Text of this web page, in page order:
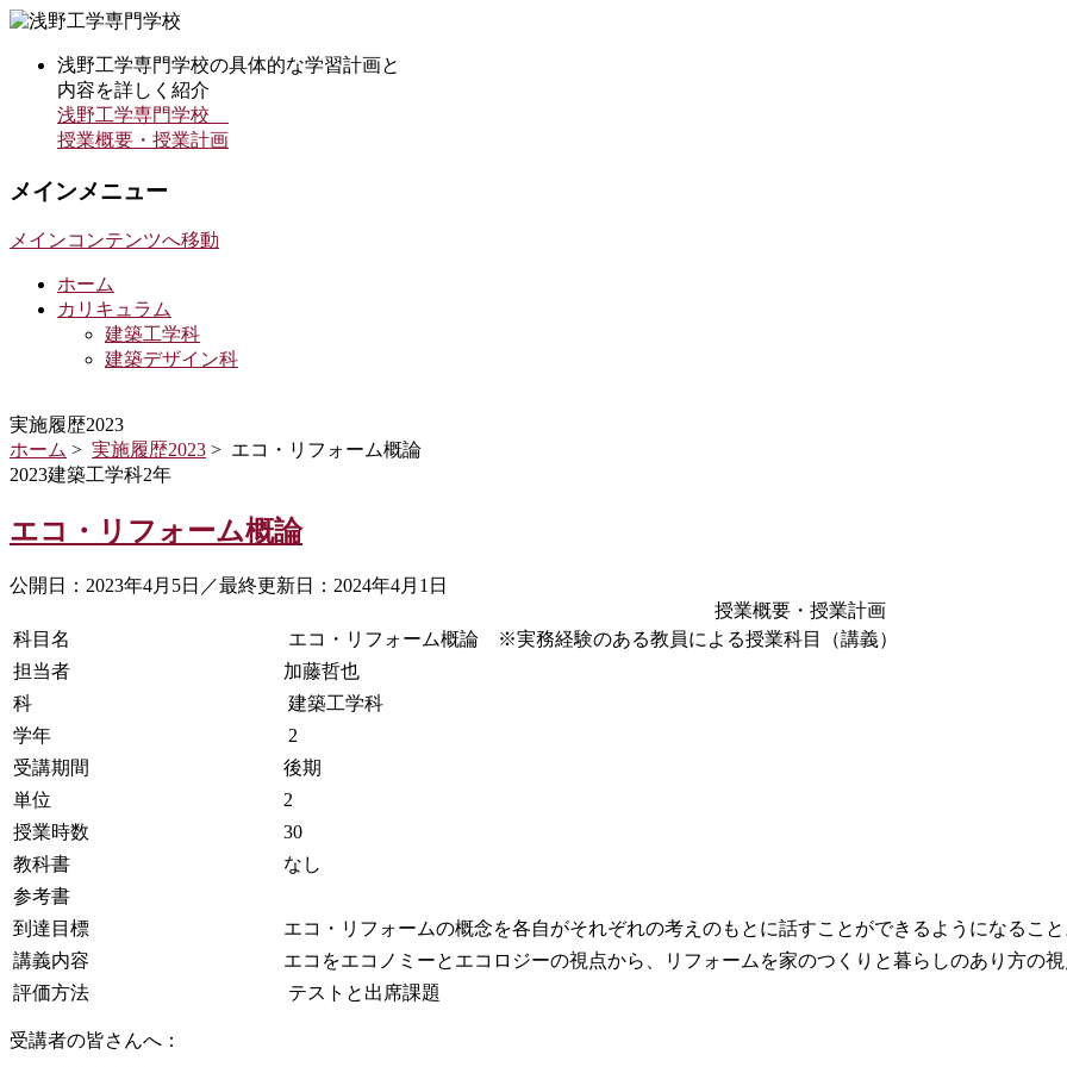
浅野工学専門学校の具体的な学習計画と
内容を詳しく紹介
浅野工学専門学校
授業概要・授業計画
メインメニュー
メインコンテンツへ移動
ホーム
カリキュラム
建築工学科
建築デザイン科
実施履歴2023
ホーム > 実施履歴2023 > エコ・リフォーム概論
2023建築工学科2年
エコ・リフォーム概論
公開日：2023年4月5日／最終更新日：2024年4月1日
授業概要・授業計画
科目名
エコ・リフォーム概論 ※実務経験のある教員による授業科目（講義）
担当者
加藤哲也
科
建築工学科
学年
2
受講期間
後期
単位
2
授業時数
30
教科書
なし
参考書
到達目標
エコ・リフォームの概念を各自がそれぞれの考えのもとに話すことができるようになること
講義内容
エコをエコノミーとエコロジーの視点から、リフォームを家のつくりと暮らしのあり方の視
評価方法
テストと出席課題
受講者の皆さんへ：